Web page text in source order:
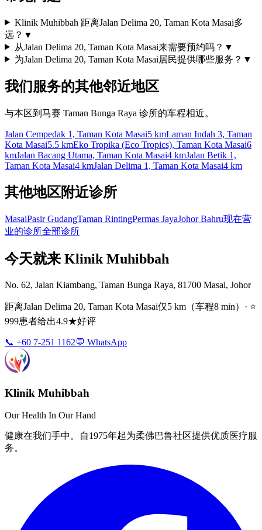
Klinik Muhibbah 距离Jalan Delima 20, Taman Kota Masai多
远？ ▼
从Jalan Delima 20, Taman Kota Masai来需要预约吗？ ▼
为Jalan Delima 20, Taman Kota Masai居民提供哪些服务？ ▼
我们服务的其他邻近地区
与本区到马赛 Taman Bunga Raya 诊所的车程相近。
Jalan Cempedak 1, Taman Kota Masai5 kmLaman Indah 3, Taman
Kota Masai5.5 kmEko Tropika (Eco Tropics), Taman Kota Masai6
kmJalan Bacang Utama, Taman Kota Masai4 kmJalan Betik 1,
Taman Kota Masai4 kmJalan Delima 1, Taman Kota Masai4 km
其他地区附近诊所
MasaiPasir GudangTaman RintingPermas JayaJohor Bahru现在营
业的诊所全部诊所
今天就来 Klinik Muhibbah
No. 62, Jalan Kiambang, Taman Bunga Raya, 81700 Masai, Johor
距离Jalan Delima 20, Taman Kota Masai仅5 km（车程8 min）· ⭐
999患者给出4.9★好评
📞 +60 7-251 1162💬 WhatsApp
Klinik Muhibbah
Our Health In Our Hand
健康在我们手中。自1975年起为柔佛巴鲁社区提供优质医疗服
务。